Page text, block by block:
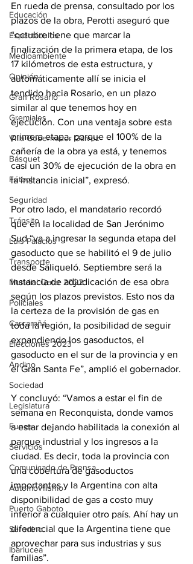
Educación
Espectáculos
Medioambiente
Opinión
Gran Rosario
Gremiales
Villa Gobernador Gálvez
Básquet
Fútbol
Seguridad
Tránsito
Luis Palacios
Transporte
Mundial Qatar 2022
Policiales
Carcarañá
Elecciones 2023
Andino
Sociedad
Legislatura
Funes
Servicios
Comunicado de Prensa
Automovilismo
Puerto Gaboto
Serodino
Ibarlucea
En rueda de prensa, consultado por los
plazos de la obra, Perotti aseguró que
“octubre tiene que marcar la
finalización de la primera etapa, de los
17 kilómetros de esta estructura, y
automáticamente allí se inicia el
tendido hacia Rosario, en un plazo
similar al que tenemos hoy en
ejecución. Con una ventaja sobre esta
primera etapa, porque el 100% de la
cañería de la obra ya está, y tenemos
casi un 30% de ejecución de la obra en
la instancia inicial”, expresó.
Por otro lado, el mandatario recordó
que en la localidad de San Jerónimo
Sud “va a ingresar la segunda etapa del
gasoducto que se habilitó el 9 de julio
desde Saliqueló. Septiembre será la
instancia de adjudicación de esa obra
según los plazos previstos. Esto nos da
la certeza de la provisión de gas en
toda la región, la posibilidad de seguir
expandiendo los gasoductos, el
gasoducto en el sur de la provincia y en
el Gran Santa Fe”, amplió el gobernador.
Y concluyó: “Vamos a estar el fin de
semana en Reconquista, donde vamos
a estar dejando habilitada la conexión al
parque industrial y los ingresos a la
ciudad. Es decir, toda la provincia con
una cobertura de gasoductos
importantes y la Argentina con alta
disponibilidad de gas a costo muy
inferior a cualquier otro país. Ahí hay un
diferencial que la Argentina tiene que
aprovechar para sus industrias y sus
familias”.